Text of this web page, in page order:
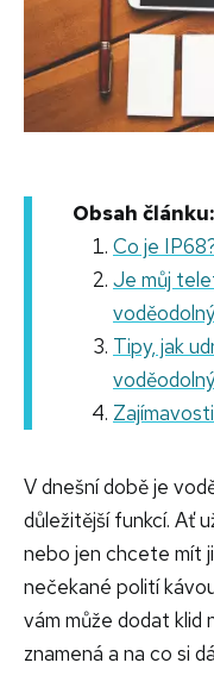
Obsah článku:
Co je
Je můj
Tipy, jak
V dnešní době je
důležitější funkcí. Ať
nebo jen chcete mít
nečekané polití
vám může dodat klid
znamená a na co si